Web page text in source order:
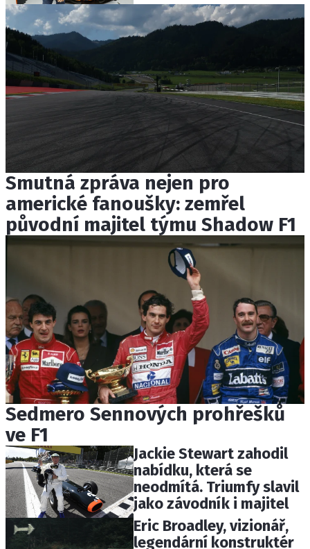
Smutná zpráva nejen pro
americké fanoušky: zemřel
původní majitel týmu Shadow F1
Sedmero Sennových prohřešků
ve F1
Jackie Stewart zahodil
nabídku, která se
neodmítá. Triumfy slavil
jako závodník i majitel
Eric Broadley, vizionář,
legendární konstruktér